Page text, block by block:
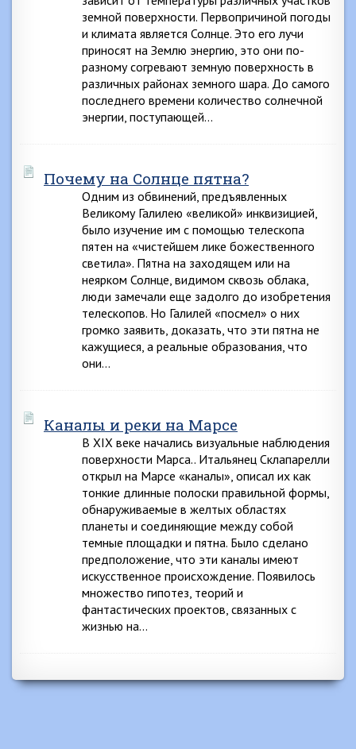
земной поверхности. Первопричиной погоды
и климата является Солнце. Это его лучи
приносят на Землю энергию, это они по-
разному согревают земную поверхность в
различных районах земного шара. До самого
последнего времени количество солнечной
энергии, поступающей…
Почему на Солнце пятна?
Одним из обвинений, предъявленных
Великому Галилею «великой» инквизицией,
было изучение им с помощью телескопа
пятен на «чистейшем лике божественного
светила». Пятна на заходящем или на
неярком Солнце, видимом сквозь облака,
люди замечали еще задолго до изобретения
телескопов. Но Галилей «посмел» о них
громко заявить, доказать, что эти пятна не
кажущиеся, а реальные образования, что
они…
Каналы и реки на Марсе
В XIX веке начались визуальные наблюдения
поверхности Марса.. Итальянец Склапарелли
открыл на Марсе «каналы», описал их как
тонкие длинные полоски правильной формы,
обнаруживаемые в желтых областях
планеты и соединяющие между собой
темные площадки и пятна. Было сделано
предположение, что эти каналы имеют
искусственное происхождение. Появилось
множество гипотез, теорий и
фантастических проектов, связанных с
жизнью на…